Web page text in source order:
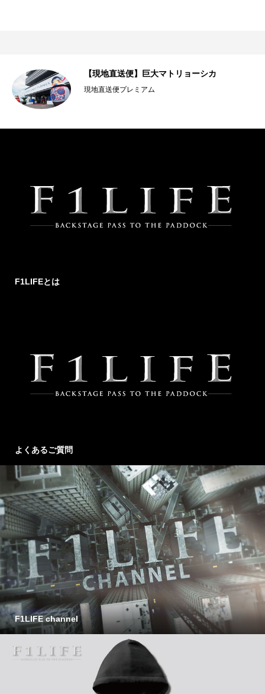
【現地直送便】巨大マトリョーシカ
現地直送便プレミアム
F1LIFEとは
よくあるご質問
F1LIFE channel